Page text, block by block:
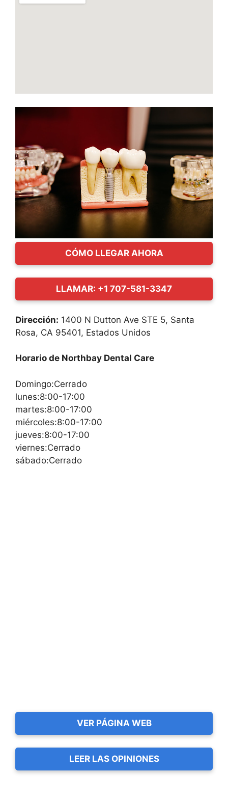
CÓMO LLEGAR AHORA
LLAMAR: +1 707-581-3347
Dirección: 1400 N Dutton Ave STE 5, Santa
Rosa, CA 95401, Estados Unidos
Horario de Northbay Dental Care
Domingo:Cerrado
lunes:8:00-17:00
martes:8:00-17:00
miércoles:8:00-17:00
jueves:8:00-17:00
viernes:Cerrado
sábado:Cerrado
VER PÁGINA WEB
LEER LAS OPINIONES